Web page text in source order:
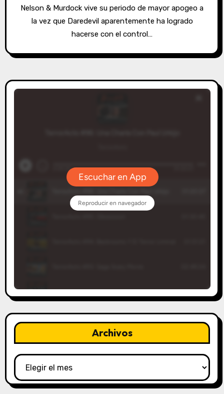
Nelson & Murdock vive su periodo de mayor apogeo a
la vez que Daredevil aparentemente ha logrado
hacerse con el control…
Archivos
Archivos